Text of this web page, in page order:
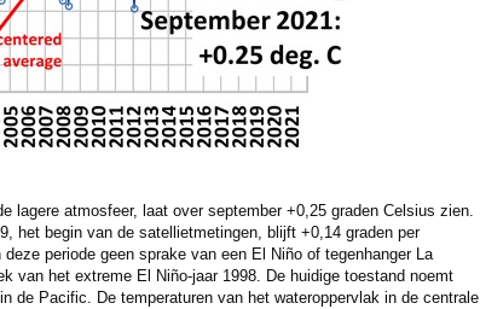
lagere atmosfeer, laat over september +0,25 graden Celsius zien.
het begin van de satellietmetingen, blijft +0,14 graden per
periode geen sprake van een El Niño of tegenhanger La
van het extreme El Niño-jaar 1998. De huidige toestand noemt
de Pacific. De temperaturen van het wateroppervlak in de centrale